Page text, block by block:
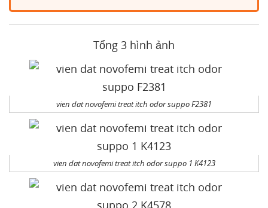
Tổng 3 hình ảnh
vien dat novofemi treat itch odor suppo F2381
vien dat novofemi treat itch odor suppo 1 K4123